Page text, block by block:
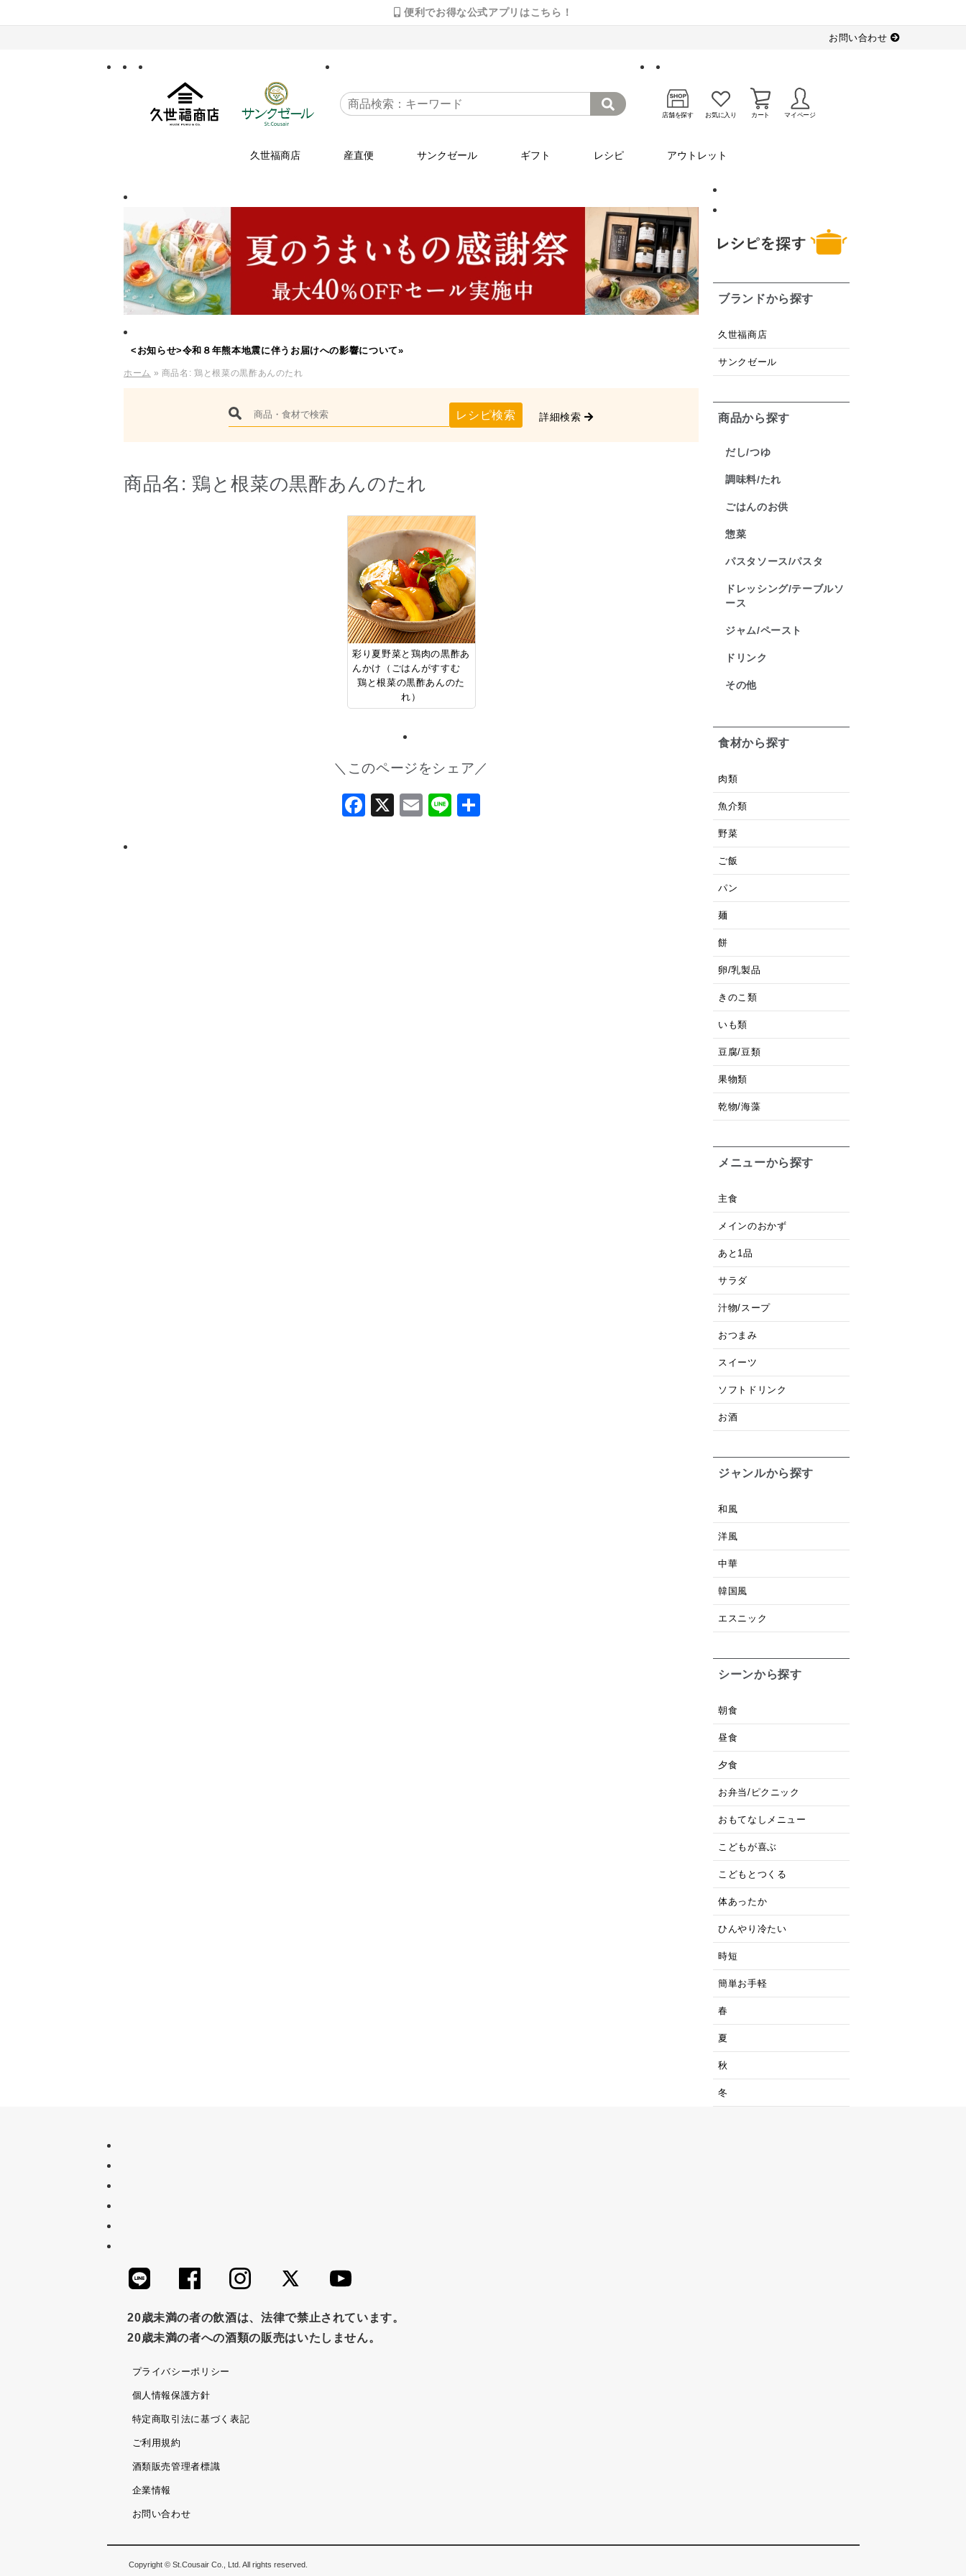
便利でお得な公式アプリはこちら！
お問い合わせ
店舗を探す お気に入り カート マイページ
久世福商店 産直便 サンクゼール ギフト レシピ アウトレット
<お知らせ>令和８年熊本地震に伴うお届けへの影響について»
ホーム » 商品名:鶏と根菜の黒酢あんのたれ
レシピ検索 詳細検索
商品名:鶏と根菜の黒酢あんのたれ
彩り夏野菜と鶏肉の黒酢あ
んかけ（ごはんがすすむ
鶏と根菜の黒酢あんのた
れ）
＼このページをシェア／
Facebook
X Email
Line
ブランドから探す
久世福商店
サンクゼール
商品から探す
だし/つゆ
調味料/たれ
ごはんのお供
惣菜
パスタソース/パスタ
ドレッシング/テーブルソ
ース
ジャム/ペースト
ドリンク
その他
食材から探す
肉類
魚介類
野菜
ご飯
パン
麺
餅
卵/乳製品
きのこ類
いも類
豆腐/豆類
果物類
乾物/海藻
メニューから探す
主食
メインのおかず
あと1品
サラダ
汁物/スープ
おつまみ
スイーツ
ソフトドリンク
お酒
ジャンルから探す
和風
洋風
中華
韓国風
エスニック
シーンから探す
朝食
昼食
夕食
お弁当/ピクニック
おもてなしメニュー
こどもが喜ぶ
こどもとつくる
体あったか
ひんやり冷たい
時短
簡単お手軽
春
夏
秋
冬
20歳未満の者の飲酒は、法律で禁止されています。
20歳未満の者への酒類の販売はいたしません。
プライバシーポリシー
個人情報保護方針
特定商取引法に基づく表記
ご利用規約
酒類販売管理者標識
企業情報
お問い合わせ
Copyright © St.Cousair Co., Ltd. All rights reserved.